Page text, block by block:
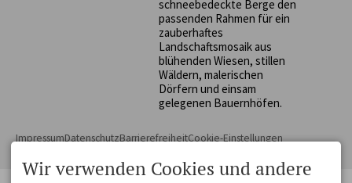
schneebedeckte Berge den
passenden Rahmen für ein
zauberhaftes
Landschaftsmosaik aus
blühenden Wiesen, stillen
Wäldern, malerischen
Dörfern und einsam
gelegenen Bauernhöfen.
ImpressumDatenschutzBarrierefreiheitCookie-Einstellungen
Wir verwenden Cookies und andere